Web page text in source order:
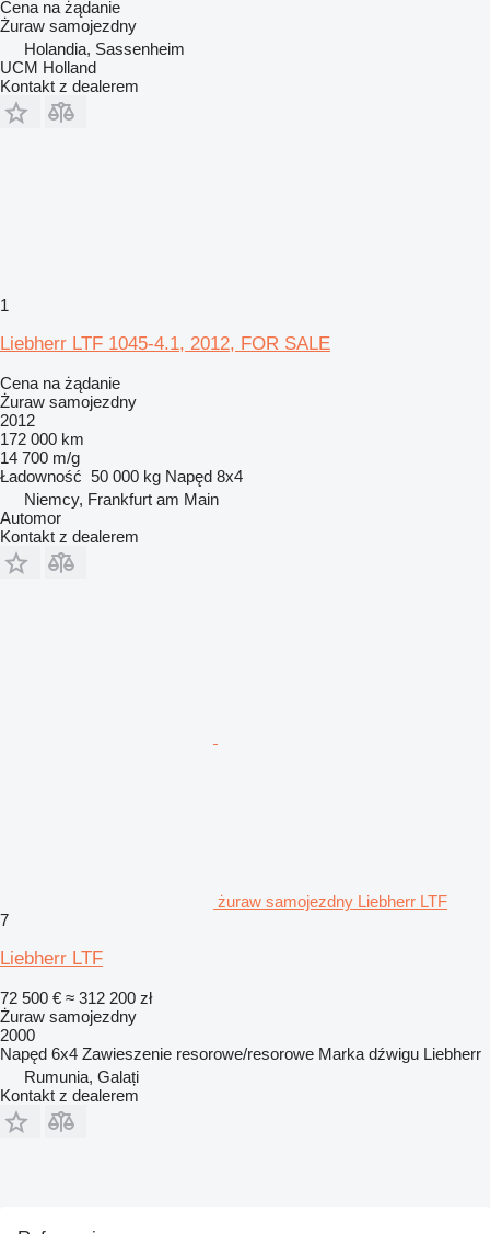
Cena na żądanie
Żuraw samojezdny
Holandia, Sassenheim
UCM Holland
Kontakt z dealerem
1
Liebherr LTF 1045-4.1, 2012, FOR SALE
Cena na żądanie
Żuraw samojezdny
2012
172 000 km
14 700 m/g
Ładowność 50 000 kg Napęd 8x4
Niemcy, Frankfurt am Main
Automor
Kontakt z dealerem
żuraw samojezdny Liebherr LTF
7
Liebherr LTF
72 500 € ≈ 312 200 zł
Żuraw samojezdny
2000
Napęd 6x4 Zawieszenie resorowe/resorowe Marka dźwigu Liebherr
Rumunia, Galați
Kontakt z dealerem